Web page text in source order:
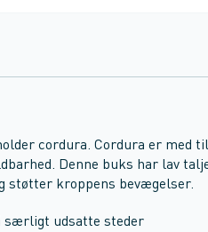
cordura. Cordura er med
Denne buks har lav
støtter kroppens bevægelser.
særligt udsatte steder